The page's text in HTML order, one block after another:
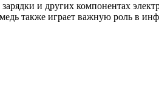
и других компонентах
также играет важную роль в